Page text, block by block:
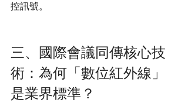
控訊號。
三、國際會議同傳核心技
術：為何「數位紅外線」
是業界標準？